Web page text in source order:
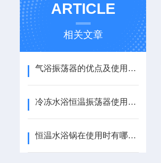
ARTICLE
相关文章
气浴振荡器的优点及使用要点
冷冻水浴恒温振荡器使用注意事项
恒温水浴锅在使用时有哪些注意事项呢